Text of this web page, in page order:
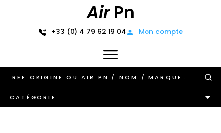
AirPn
+33 (0) 4 79 62 19 04 Mon compte
CATÉGORIE